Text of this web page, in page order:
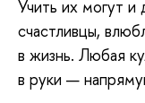
Учить их могут
счастливцы,
в жизнь. Любая
в руки —